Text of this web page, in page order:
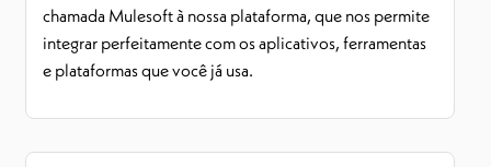
chamada Mulesoft à nossa plataforma, que nos permite
integrar perfeitamente com os aplicativos, ferramentas
e plataformas que você já usa.